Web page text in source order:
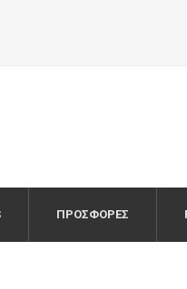
ΠΡΟΣΦΟΡΈΣ